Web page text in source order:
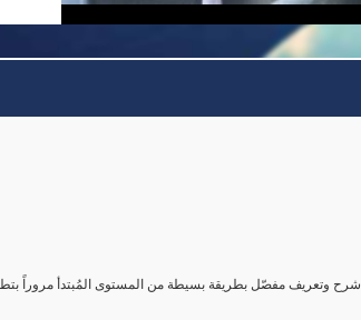
شرح وتعريف مفصّل بطريقة بسيطة من المستوى المُبتدأ مروراً